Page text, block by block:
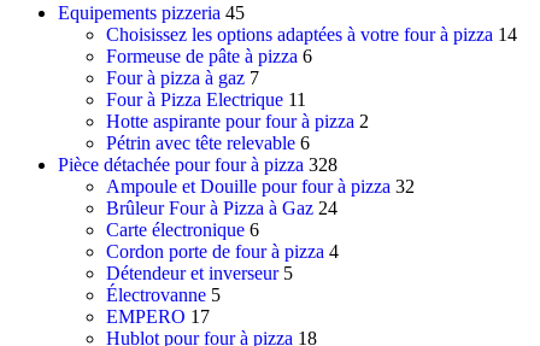
Equipements pizzeria 45
Choisissez les options adaptées à votre four à pizza 14
Formeuse de pâte à pizza 6
Four à pizza à gaz 7
Four à Pizza Electrique 11
Hotte aspirante pour four à pizza 2
Pétrin avec tête relevable 6
Pièce détachée pour four à pizza 328
Ampoule et Douille pour four à pizza 32
Brûleur Four à Pizza à Gaz 24
Carte électronique 6
Cordon porte de four à pizza 4
Détendeur et inverseur 5
Électrovanne 5
EMPERO 17
Hublot pour four à pizza 18